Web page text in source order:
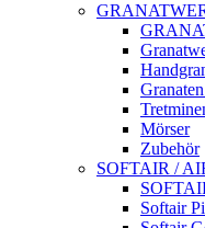
Mörser
Zubehör
SOFTAIR /
Softair